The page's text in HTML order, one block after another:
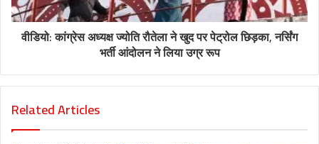
वीडियो: कांग्रेस अध्यक्ष ज्योति रौतेला ने खुद पर पेट्रोल छिड़का, नर्सिंग
भर्ती आंदोलन ने लिया उग्र रूप
Related Articles